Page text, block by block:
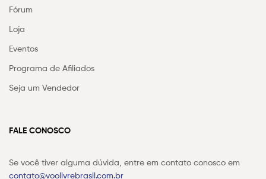
Fórum
Loja
Eventos
Programa de Afiliados
Seja um Vendedor
FALE CONOSCO
Se você tiver alguma dúvida, entre em contato conosco em
contato@voolivrebrasil.com.br